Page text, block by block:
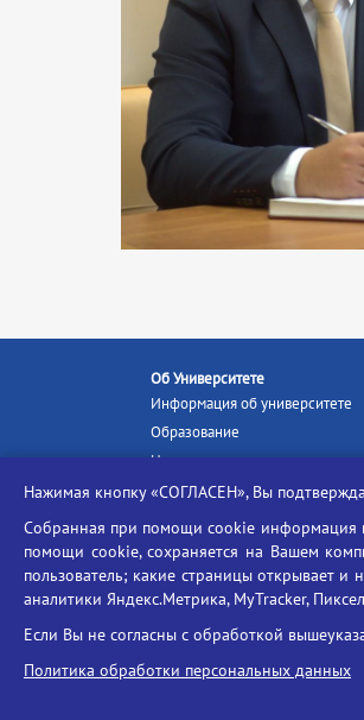
Об Университете
Информация об университете
Образование
Наука и инновации
Абитуриенту
Ассоциация выпускников
Центр тестирования
иностранных граждан
Конкурс на замещение
должностей научно-
педагогических работников
Нажимая кнопку «СОГЛАСЕН», Вы
Собранная при помощи cookie информация
помощи cookie, сохраняется на Вашем
пользователь; какие страницы открывает и
аналитики Яндекс.Метрика, MyTracker,
Если Вы не согласны с обработкой
Политика обработки персональных данных